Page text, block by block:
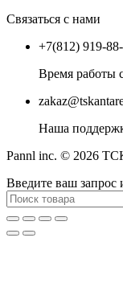
Связаться с нами
+7(812) 919-
Время работы
Наша
Pannl inc. © 2026
Введите ваш